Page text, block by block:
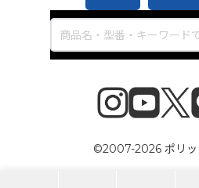
©2007-2026 ポリ